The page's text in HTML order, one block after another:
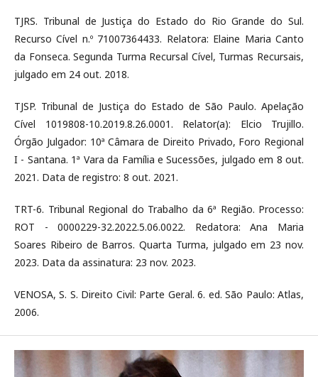
TJRS. Tribunal de Justiça do Estado do Rio Grande do Sul.
Recurso Cível n.º 71007364433. Relatora: Elaine Maria Canto
da Fonseca. Segunda Turma Recursal Cível, Turmas Recursais,
julgado em 24 out. 2018.
TJSP. Tribunal de Justiça do Estado de São Paulo. Apelação
Cível 1019808-10.2019.8.26.0001. Relator(a): Elcio Trujillo.
Órgão Julgador: 10ª Câmara de Direito Privado, Foro Regional
I - Santana. 1ª Vara da Família e Sucessões, julgado em 8 out.
2021. Data de registro: 8 out. 2021.
TRT-6. Tribunal Regional do Trabalho da 6ª Região. Processo:
ROT - 0000229-32.2022.5.06.0022. Redatora: Ana Maria
Soares Ribeiro de Barros. Quarta Turma, julgado em 23 nov.
2023. Data da assinatura: 23 nov. 2023.
VENOSA, S. S. Direito Civil: Parte Geral. 6. ed. São Paulo: Atlas,
2006.